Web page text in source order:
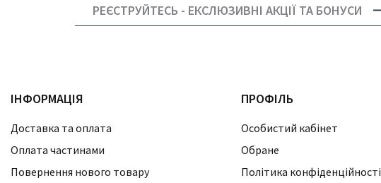
РЕЄСТРУЙТЕСЬ - ЕКСЛЮЗИВНІ АКЦІЇ ТА БОНУСИ
ІНФОРМАЦІЯ
Доставка та оплата
Оплата частинами
Повернення нового товару
ПРОФІЛЬ
Особистий кабінет
Обране
Політика конфіденційності